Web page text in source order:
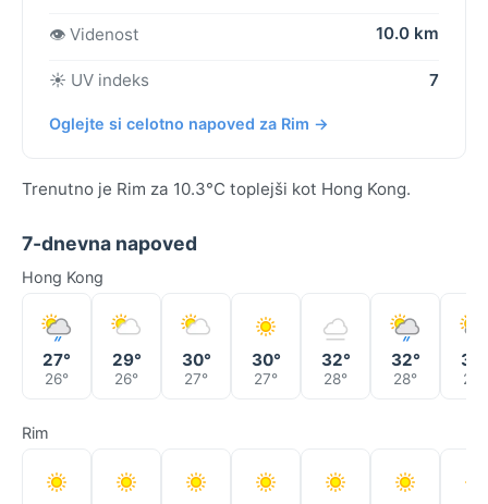
👁️ Videnost 10.0 km
☀️ UV indeks 7
Oglejte si celotno napoved za Rim →
Trenutno je Rim za 10.3°C toplejši kot Hong Kong.
7-dnevna napoved
Hong Kong
27°
26°
29°
26°
30°
27°
30°
27°
32°
28°
32°
28° 29°
Rim